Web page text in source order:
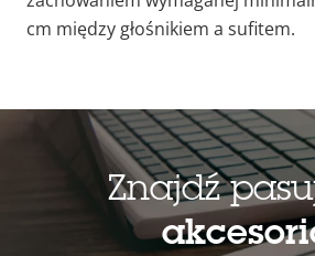
cm między głośnikiem a sufitem.
Znajdź